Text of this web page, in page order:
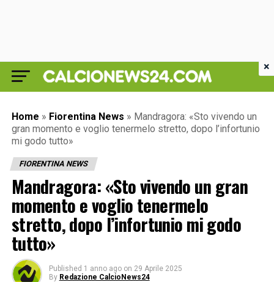
Home » Fiorentina News » Mandragora: «Sto vivendo un
gran momento e voglio tenermelo stretto, dopo l’infortunio
mi godo tutto»
FIORENTINA NEWS
Mandragora: «Sto vivendo un gran
momento e voglio tenermelo
stretto, dopo l’infortunio mi godo
tutto»
Published 1 anno ago on 29 Aprile 2025
By Redazione CalcioNews24
×